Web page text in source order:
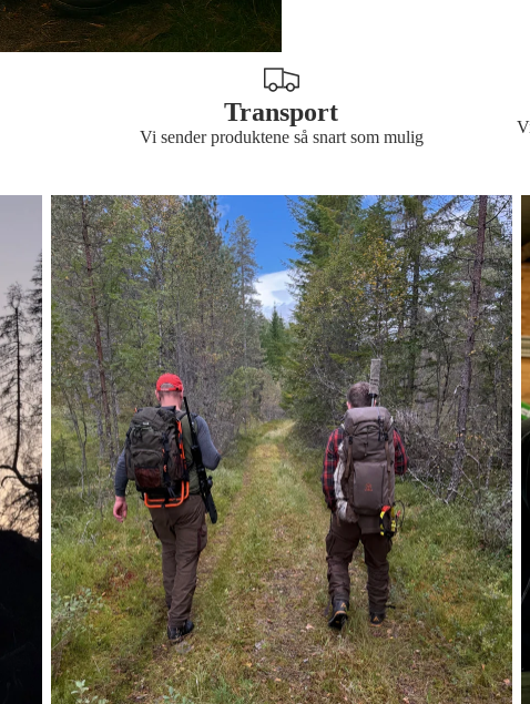
Transport
Vi sender produktene så snart som mulig
Bilde 3